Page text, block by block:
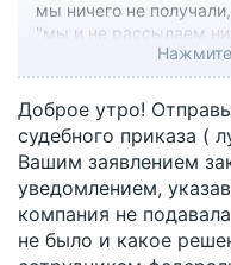
мы ничего не
"мы и не рассылаем
написала заявление о
отмене судебного
восстановила, затем
Определение об
октября. Так и
приказ
заявленное
порядке искового
Далее я ждала, когда
я не могла заявление
Доброе утро!
судебного приказа (
Вашим заявлением
уведомлением,
компания не
не было и какое